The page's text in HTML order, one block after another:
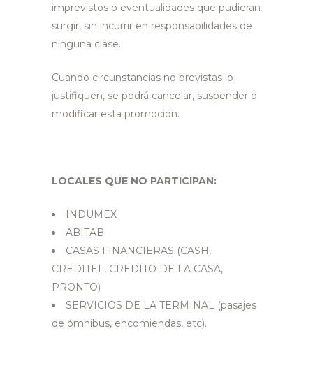
imprevistos o eventualidades que pudieran
surgir, sin incurrir en responsabilidades de
ninguna clase.
Cuando circunstancias no previstas lo
justifiquen, se podrá cancelar, suspender o
modificar esta promoción.
LOCALES QUE NO PARTICIPAN:
INDUMEX
ABITAB
CASAS FINANCIERAS (CASH,
CREDITEL, CREDITO DE LA CASA,
PRONTO)
SERVICIOS DE LA TERMINAL (pasajes
de ómnibus, encomiendas, etc).